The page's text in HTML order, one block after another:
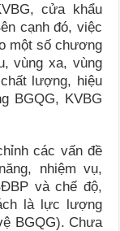
cửa khẩu
cạnh đó, việc
một số chương
vùng xa, vùng
lượng, hiệu
BGQG, KVBG
các vấn đề
nhiệm vụ,
và chế độ,
là lực lượng
BGQG). Chưa